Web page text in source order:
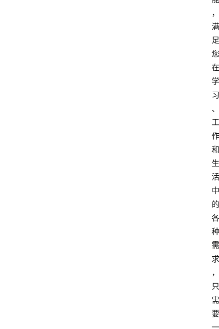
，
满
足
您
在
学
习
、
工
作
和
生
活
中
的
各
种
需
求
，
只
需
要
一